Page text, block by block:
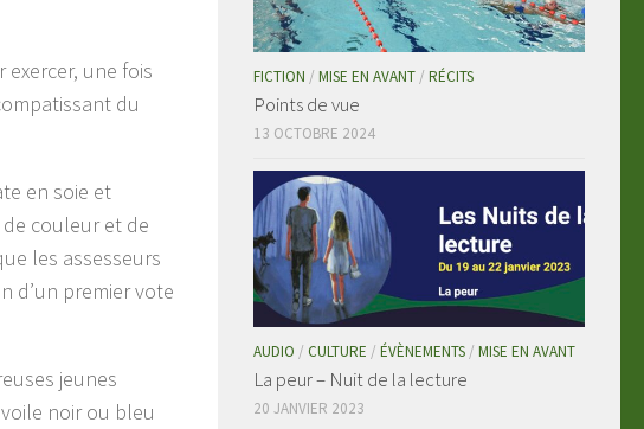
une fois
du
en soie et
couleur et de
les assesseurs
d’un premier vote
jeunes
noir ou bleu
FICTION / MISE EN AVANT / RÉCITS
Points de vue
13 OCTOBRE 2024
AUDIO / CULTURE / ÉVÈNEMENTS / MISE EN AVANT
La peur – Nuit de la lecture
20 JANVIER 2023